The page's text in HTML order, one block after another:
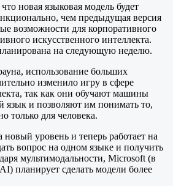
новая языковая модель будет
чем предыдущая версия
возможности для корпоративного
искусственного интеллекта.
на следующую неделю.
использование больших
изменило игру в сфере
так как они обучают машины
язык и позволяют им понимать то,
только для человека.
уровень и теперь работает на
вопрос на одном языке и получить
мультимодальности, Microsoft (в
планирует сделать модели более